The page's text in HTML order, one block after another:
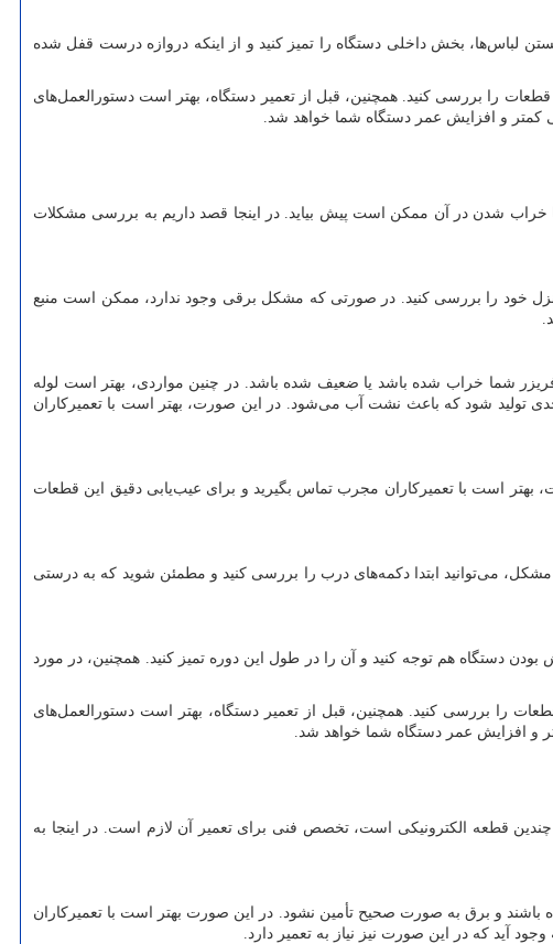
لباس‌ها، بخش داخلی دستگاه را تمیز کنید و از اینکه دروازه درست قفل شده
را بررسی کنید. همچنین، قبل از تعمیر دستگاه، بهتر است دستورالعمل‌های
کمتر و افزایش عمر دستگاه شما خواهد شد.
خراب شدن در آن ممکن است پیش بیاید. در اینجا قصد داریم به بررسی مشکلات
خود را بررسی کنید. در صورتی که مشکل برقی وجود ندارد، ممکن است منبع
شما خراب شده باشد یا ضعیف شده باشد. در چنین مواردی، بهتر است لوله
تولید شود که باعث نشت آب می‌شود. در این صورت، بهتر است با تعمیرکاران
است با تعمیرکاران مجرب تماس بگیرید و برای عیب‌یابی دقیق این قطعات
می‌توانید ابتدا دکمه‌های درب را بررسی کنید و مطمئن شوید که به درستی
دستگاه ‌هم توجه کنید و آن را در طول این دوره تمیز کنید. همچنین، در مورد
را بررسی کنید. همچنین، قبل از تعمیر دستگاه، بهتر است دستورالعمل‌های
و افزایش عمر دستگاه شما خواهد شد.
قطعه الکترونیکی است، تخصص فنی برای تعمیر آن لازم است. در اینجا به
و برق به صورت صحیح تأمین نشود. در این صورت بهتر است با تعمیرکاران
آید که در این صورت نیز نیاز به تعمیر دارد.